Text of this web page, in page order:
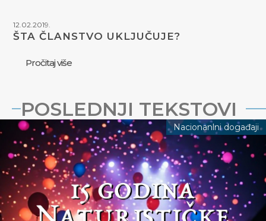
12.02.2019.
ŠTA ČLANSTVO UKLJUČUJE?
Pročitaj više
POSLEDNJI TEKSTOVI
Nacionanlni događaji